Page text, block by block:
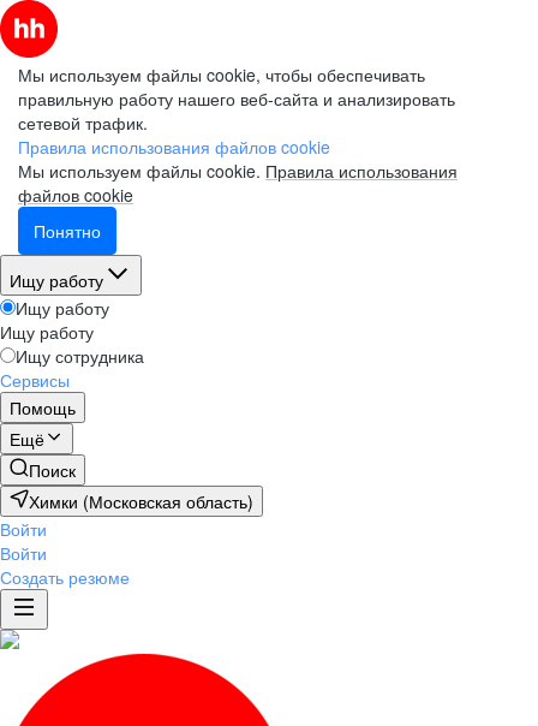
Мы используем файлы cookie, чтобы обеспечивать
правильную работу нашего веб-сайта и анализировать
сетевой трафик.
Правила использования файлов cookie
Мы используем файлы cookie. Правила использования
файлов cookie
Понятно
Ищу работу
Ищу работу
Ищу работу
Ищу сотрудника
Сервисы
Помощь
Ещё
Поиск
Химки (Московская область)
Войти
Войти
Создать резюме